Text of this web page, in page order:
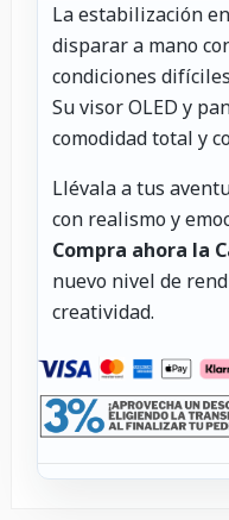
La estabilización
disparar a mano
condiciones
Su visor OLED y
comodidad total y
Llévala a tus
con realismo y
Compra ahora la
nuevo nivel de
creatividad.